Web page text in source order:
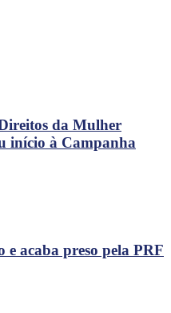
da Mulher
início à Campanha
acaba preso pela PRF